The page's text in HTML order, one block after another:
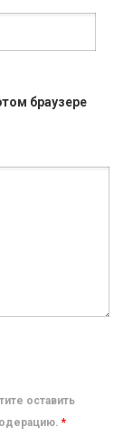
браузере
оставить
*